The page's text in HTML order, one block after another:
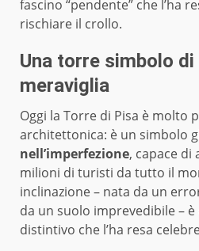
fascino “pendente” che l’ha
rischiare il crollo.
Una torre simbolo
meraviglia
Oggi la Torre di Pisa è molto
architettonica: è un simbolo
nell’imperfezione, capace
milioni di turisti da tutto il
inclinazione – nata da un
da un suolo imprevedibile –
distintivo che l’ha resa